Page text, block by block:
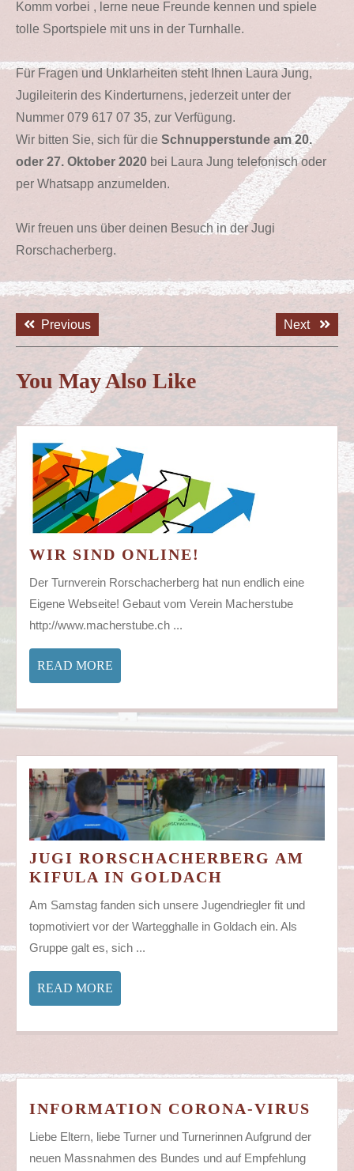
Komm vorbei , lerne neue Freunde kennen und spiele
tolle Sportspiele mit uns in der Turnhalle.
Für Fragen und Unklarheiten steht Ihnen Laura Jung,
Jugileiterin des Kinderturnens, jederzeit unter der
Nummer 079 617 07 35, zur Verfügung.
Wir bitten Sie, sich für die Schnupperstunde am 20.
oder 27. Oktober 2020 bei Laura Jung telefonisch oder
per Whatsapp anzumelden.
Wir freuen uns über deinen Besuch in der Jugi
Rorschacherberg.
Navigation
PreviousPrevious
Next
Next
You May Also Like
WIR SIND ONLINE!
ONLINE!
Der Turnverein Rorschacherberg hat nun endlich eine
Eigene Webseite! Gebaut vom Verein Macherstube
http://www.macherstube.ch ...
READ MORE
MORE
JUGI RORSCHACHERBERG AM
KIFULA IN GOLDACH
AM
KIFULA
Am Samstag fanden sich unsere Jugendriegler fit und
topmotiviert vor der Wartegghalle in Goldach ein. Als
Gruppe galt es, sich ...
READ MORE
MORE
INFORMATION CORONA-VIRUS
Liebe Eltern, liebe Turner und Turnerinnen Aufgrund der
neuen Massnahmen des Bundes und auf Empfehlung